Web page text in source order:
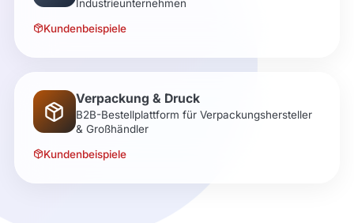
Industrieunternehmen
Kundenbeispiele
Verpackung & Druck
B2B-Bestellplattform für Verpackungshersteller
& Großhändler
Kundenbeispiele